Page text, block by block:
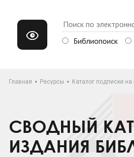
Библиопоиск
Главная Ресурсы Каталог подписки
СВОДНЫЙ
ИЗДАНИЯ